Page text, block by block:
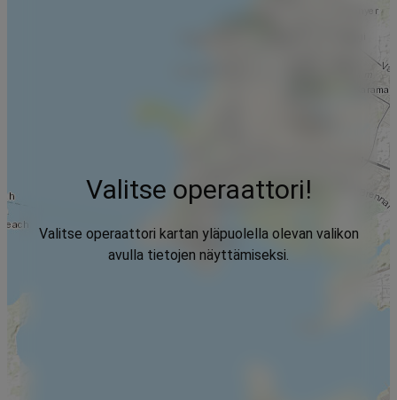
Valitse operaattori!
Valitse operaattori kartan yläpuolella olevan valikon
avulla tietojen näyttämiseksi.